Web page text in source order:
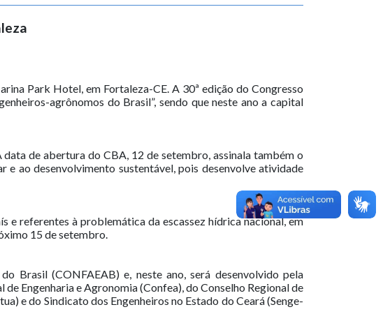
Park Hotel, em Fortaleza-CE. A 30ª edição do Congresso
agrônomos do Brasil”, sendo que neste ano a capital
de abertura do CBA, 12 de setembro, assinala também o
e ao desenvolvimento sustentável, pois desenvolve atividade
referentes à problemática da escassez hídrica nacional, em
15 de setembro.
Brasil (CONFAEAB) e, neste ano, será desenvolvido pela
Engenharia e Agronomia (Confea), do Conselho Regional de
e do Sindicato dos Engenheiros no Estado do Ceará (Senge-